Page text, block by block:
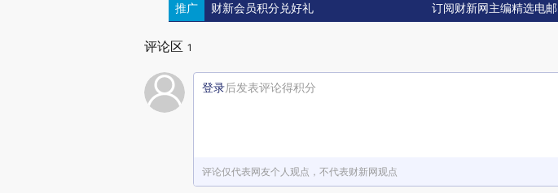
推广 财新会员积分兑好礼 订阅财新网主编精选电邮
评论区 1
登录后发表评论得积分
评论仅代表网友个人观点，不代表财新网观点